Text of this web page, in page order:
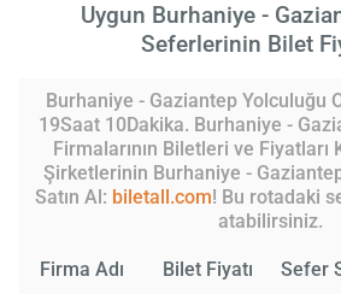
Uygun Burhaniye -
Seferlerinin Bilet
Burhaniye - Gaziantep Yolculuğu
19Saat 10Dakika. Burhaniye -
Firmalarının Biletleri ve Fiyatları
Şirketlerinin Burhaniye -
Satın Al: biletall.com! Bu rotadaki
atabilirsiniz.
Firma Adı Bilet Fiyatı Sefer